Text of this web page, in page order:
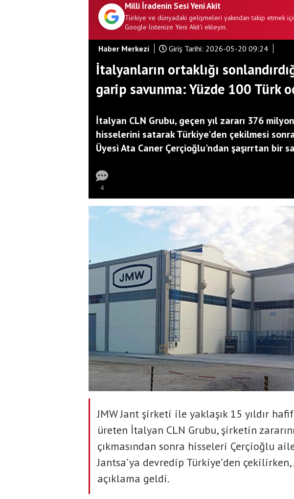
Milli İradenin Sesi Yeni Akit
Türkiye ve dünyadaki gelişmeleri yakından takip etmek
Google listenize Yeni Akit'i ekleyin.
Haber Merkezi Giriş Tarihi: 2026-05-20 09:24
İtalyanların ortaklığı
garip savunma: Yüzde 100 Türk
İtalyan CLN Grubu, geçen yıl zararı 376
hisselerini satarak Türkiye'den çekilmesi
Üyesi Ata Caner Çerçioğlu'ndan şaşırrtan bir
4
JMW Jant şirketi ile yaklaşık 15 yıldır
üreten İtalyan CLN Grubu, şirketin
çıkmasından sonra hisseleri Çerçioğlu
Jantsa’ya devredip Türkiye’den
açıklama geldi.